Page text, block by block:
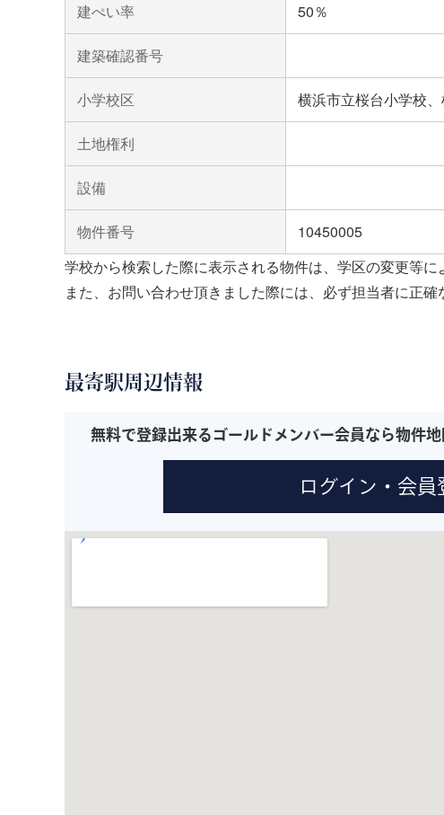
建ぺい率 50％
建築確認番号
小学校区 横浜市立桜台小学校
土地権利
設備
物件番号 10450005
学校から検索した際に表示される物件は、学区の変更等
また、お問い合わせ頂きました際には、必ず担当者に正
最寄駅周辺情報
無料で登録出来るゴールドメンバー会員なら物件
ログイン・会員